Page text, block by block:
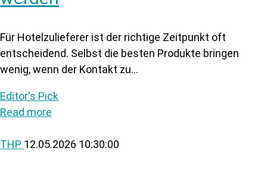
Für Hotelzulieferer ist der richtige Zeitpunkt oft
entscheidend. Selbst die besten Produkte bringen
wenig, wenn der Kontakt zu...
Editor's Pick
Read more
THP 12.05.2026 10:30:00